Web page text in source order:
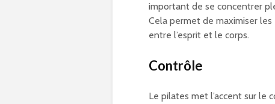
important de se concentrer
Cela permet de maximiser les
entre l’esprit et le corps.
Contrôle
Le pilates met l’accent sur le